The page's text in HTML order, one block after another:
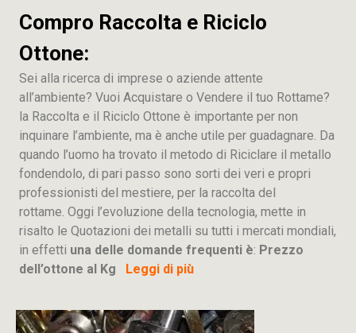
Compro Raccolta e Riciclo
Ottone:
Sei alla ricerca di imprese o aziende attente
all’ambiente? Vuoi Acquistare o Vendere il tuo Rottame?
la Raccolta e il Riciclo Ottone è importante per non
inquinare l’ambiente, ma è anche utile per guadagnare. Da
quando l’uomo ha trovato il metodo di Riciclare il metallo
fondendolo, di pari passo sono sorti dei veri e propri
professionisti del mestiere, per la raccolta del
rottame. Oggi l’evoluzione della tecnologia, mette in
risalto le Quotazioni dei metalli su tutti i mercati mondiali,
in effetti una delle domande frequenti è: Prezzo
dell’ottone al Kg Leggi di più